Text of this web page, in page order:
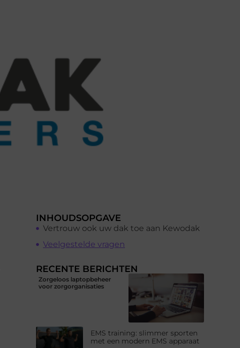
INHOUDSOPGAVE
Vertrouw ook uw dak toe aan Kewodak
Veelgestelde vragen
RECENTE BERICHTEN
Zorgeloos laptopbeheer
voor zorgorganisaties
EMS training: slimmer sporten
met een modern EMS apparaat